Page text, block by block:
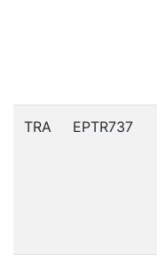
TRA EPTR737